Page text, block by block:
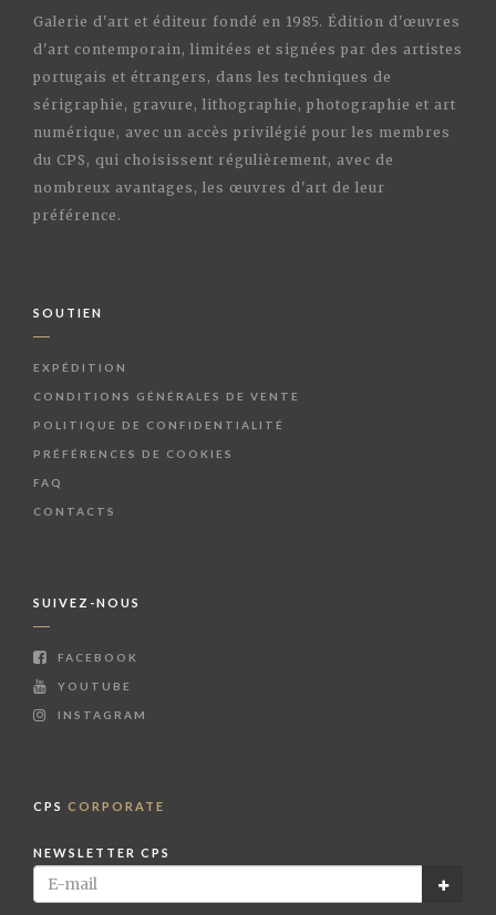
Galerie d'art et éditeur fondé en 1985. Édition d'œuvres
d'art contemporain, limitées et signées par des artistes
portugais et étrangers, dans les techniques de
sérigraphie, gravure, lithographie, photographie et art
numérique, avec un accès privilégié pour les membres
du CPS, qui choisissent régulièrement, avec de
nombreux avantages, les œuvres d'art de leur
préférence.
SOUTIEN
EXPÉDITION
CONDITIONS GÉNÉRALES DE VENTE
POLITIQUE DE CONFIDENTIALITÉ
PRÉFÉRENCES DE COOKIES
FAQ
CONTACTS
SUIVEZ-NOUS
FACEBOOK
YOUTUBE
INSTAGRAM
CPS CORPORATE
NEWSLETTER CPS